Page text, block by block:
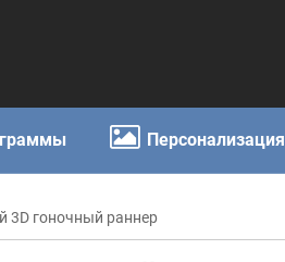
Персонализация
3D гоночный раннер